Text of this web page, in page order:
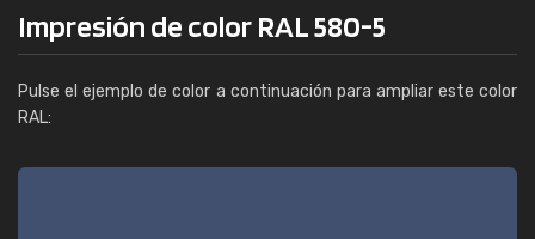
Impresión de color RAL 580-5
Pulse el ejemplo de color a continuación para ampliar este color
RAL: